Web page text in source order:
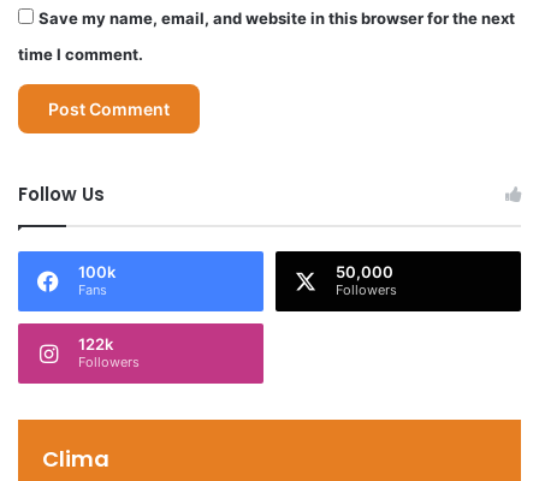
Save my name, email, and website in this browser for the next
time I comment.
Follow Us
100k
Fans
50,000
Followers
122k
Followers
Clima